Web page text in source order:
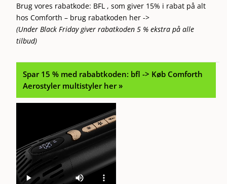
Brug vores rabatkode: BFL , som giver 15% i rabat på alt
hos Comforth – brug rabatkoden her ->
(Under Black Friday giver rabatkoden 5 % ekstra på alle
tilbud)
Spar 15 % med rababtkoden: bfl -> Køb Comforth
Aerostyler multistyler her »